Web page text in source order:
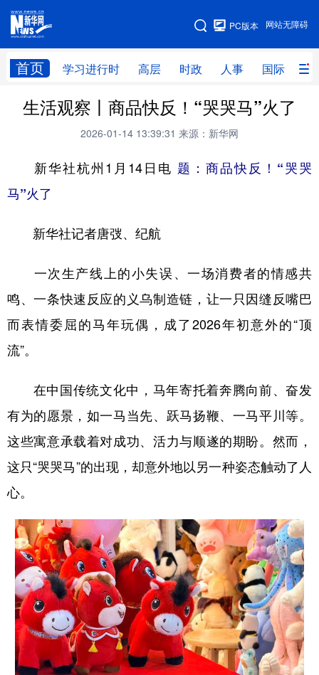
网站无障碍
PC版本
首页 学习进行时 高层 时政 人事 国际 财
网站地图
学习进行时 高层 时政 人事
财经 网评
台湾 思客智库 全球连线 教育
科技
文化 书画
公益 一带一路 亚太网 上市公司
文化产业
地方频道
北京 天津 河北 山西
辽宁 吉林 上海 江苏
浙江 安徽 福建 江西
山东 河南 湖北 湖南
广东 广西 重庆
生活观察丨商品快反！“哭哭马”火了
2026-01-14 13:39:31 来源：新华网
新华社杭州1月14日电 题：商品快反！“哭哭
马”火了
新华社记者唐弢、纪航
一次生产线上的小失误、一场消费者的情感共
鸣、一条快速反应的义乌制造链，让一只因缝反嘴巴
而表情委屈的马年玩偶，成了2026年初意外的“顶
流”。
在中国传统文化中，马年寄托着奔腾向前、奋发
有为的愿景，如一马当先、跃马扬鞭、一马平川等。
这些寓意承载着对成功、活力与顺遂的期盼。然而，
这只“哭哭马”的出现，却意外地以另一种姿态触动了人
心。